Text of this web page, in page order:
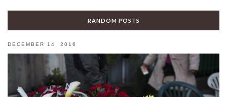
RANDOM POSTS
DECEMBER 14, 2016